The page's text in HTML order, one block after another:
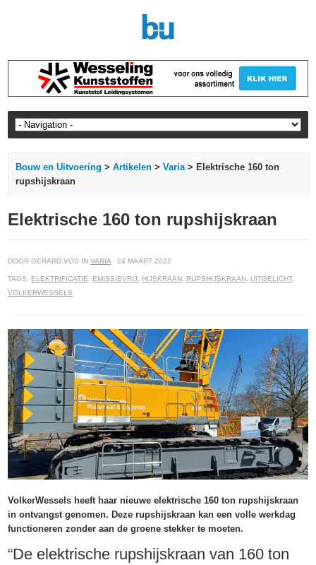
Bouw en Uitvoering >Artikelen >Varia> Elektrische 160 ton
rupshijskraan
Elektrische 160 ton rupshijskraan
DOOR GERARD VOS INVARIA· 24 MAART 2022
TAGS: ELEKTRIFICATIE, EMISSIEVRIJ, HIJSKRAAN, RUPSHIJSKRAAN,UITGELICHT,
VOLKERWESSELS
VolkerWessels heeft haar nieuwe elektrische 160 ton rupshijskraan
in ontvangst genomen. Deze rupshijskraan kan een volle werkdag
functioneren zonder aan de groene stekker te moeten.
“De elektrische rupshijskraan van 160 ton